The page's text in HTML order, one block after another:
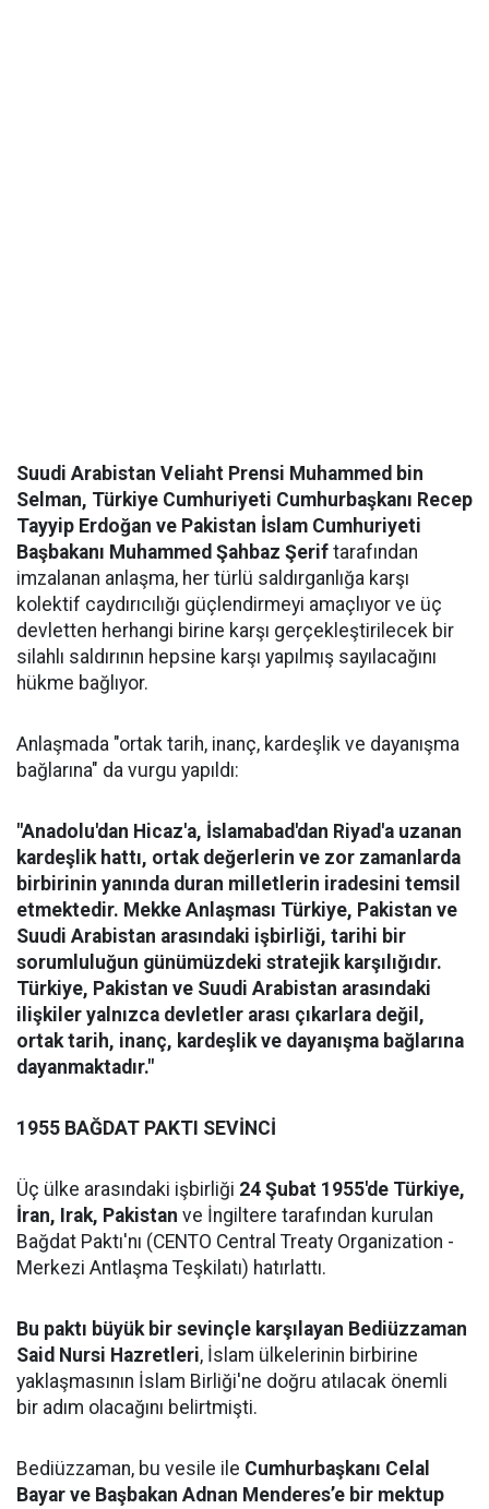
Suudi Arabistan Veliaht Prensi Muhammed bin
Selman, Türkiye Cumhuriyeti Cumhurbaşkanı Recep
Tayyip Erdoğan ve Pakistan İslam Cumhuriyeti
Başbakanı Muhammed Şahbaz Şerif tarafından
imzalanan anlaşma, her türlü saldırganlığa karşı
kolektif caydırıcılığı güçlendirmeyi amaçlıyor ve üç
devletten herhangi birine karşı gerçekleştirilecek bir
silahlı saldırının hepsine karşı yapılmış sayılacağını
hükme bağlıyor.
Anlaşmada "ortak tarih, inanç, kardeşlik ve dayanışma
bağlarına" da vurgu yapıldı:
"Anadolu'dan Hicaz'a, İslamabad'dan Riyad'a uzanan
kardeşlik hattı, ortak değerlerin ve zor zamanlarda
birbirinin yanında duran milletlerin iradesini temsil
etmektedir. Mekke Anlaşması Türkiye, Pakistan ve
Suudi Arabistan arasındaki işbirliği, tarihi bir
sorumluluğun günümüzdeki stratejik karşılığıdır.
Türkiye, Pakistan ve Suudi Arabistan arasındaki
ilişkiler yalnızca devletler arası çıkarlara değil,
ortak tarih, inanç, kardeşlik ve dayanışma bağlarına
dayanmaktadır."
1955 BAĞDAT PAKTI SEVİNCİ
Üç ülke arasındaki işbirliği 24 Şubat 1955'de Türkiye,
İran, Irak, Pakistan ve İngiltere tarafından kurulan
Bağdat Paktı'nı (CENTO Central Treaty Organization -
Merkezi Antlaşma Teşkilatı) hatırlattı.
Bu paktı büyük bir sevinçle karşılayan Bediüzzaman
Said Nursi Hazretleri, İslam ülkelerinin birbirine
yaklaşmasının İslam Birliği'ne doğru atılacak önemli
bir adım olacağını belirtmişti.
Bediüzzaman, bu vesile ile Cumhurbaşkanı Celal
Bayar ve Başbakan Adnan Menderes’e bir mektup